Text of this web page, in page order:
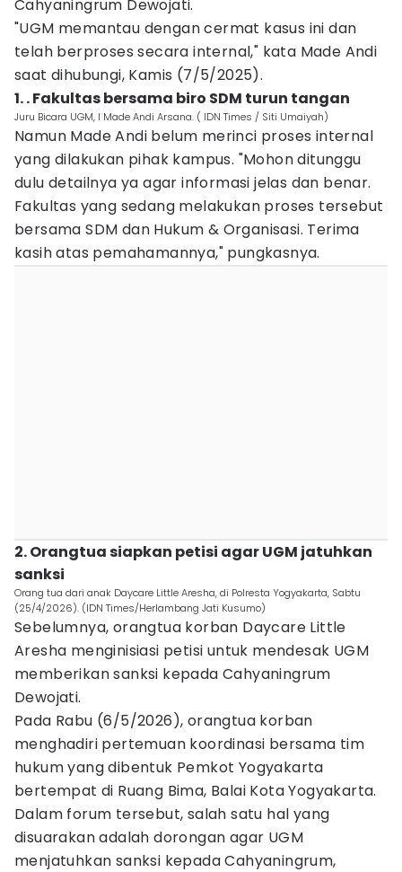
Cahyaningrum Dewojati.
"UGM memantau dengan cermat kasus ini dan
telah berproses secara internal," kata Made Andi
saat dihubungi, Kamis (7/5/2025).
1. . Fakultas bersama biro SDM turun tangan
Juru Bicara UGM, I Made Andi Arsana. ( IDN Times / Siti Umaiyah)
Namun Made Andi belum merinci proses internal
yang dilakukan pihak kampus. "Mohon ditunggu
dulu detailnya ya agar informasi jelas dan benar.
Fakultas yang sedang melakukan proses tersebut
bersama SDM dan Hukum & Organisasi. Terima
kasih atas pemahamannya," pungkasnya.
2. Orangtua siapkan petisi agar UGM jatuhkan
sanksi
Orang tua dari anak Daycare Little Aresha, di Polresta Yogyakarta, Sabtu
(25/4/2026). (IDN Times/Herlambang Jati Kusumo)
Sebelumnya, orangtua korban Daycare Little
Aresha menginisiasi petisi untuk mendesak UGM
memberikan sanksi kepada Cahyaningrum
Dewojati.
Pada Rabu (6/5/2026), orangtua korban
menghadiri pertemuan koordinasi bersama tim
hukum yang dibentuk Pemkot Yogyakarta
bertempat di Ruang Bima, Balai Kota Yogyakarta.
Dalam forum tersebut, salah satu hal yang
disuarakan adalah dorongan agar UGM
menjatuhkan sanksi kepada Cahyaningrum,